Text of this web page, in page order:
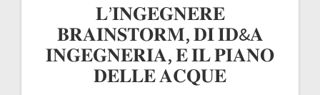
𝐋’𝐈𝐍𝐆𝐄𝐆𝐍𝐄𝐑𝐄
𝐁𝐑𝐀𝐈𝐍𝐒𝐓𝐎𝐑𝐌, 𝐃𝐈 𝐈𝐃&𝐀
𝐈𝐍𝐆𝐄𝐆𝐍𝐄𝐑𝐈𝐀, 𝐄 𝐈𝐋 𝐏𝐈𝐀𝐍𝐎
𝐃𝐄𝐋𝐋𝐄 𝐀𝐂𝐐𝐔𝐄